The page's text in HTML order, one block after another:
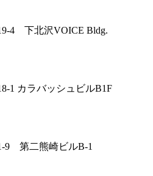
4 下北沢VOICE Bldg.
1 カラバッシュビルB1F
9 第二熊崎ビルB-1